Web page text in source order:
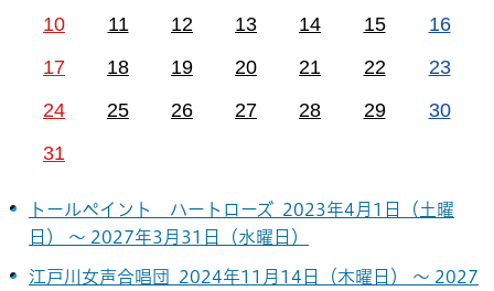
10
11 12 13 14 15
16
17
18 19 20 21 22
23
24
25 26 27 28 29
30
31
トールペイント ハートローズ 2023年4月1日（土曜
日） ～ 2027年3月31日（水曜日）
江戸川女声合唱団 2024年11月14日（木曜日） ～ 2027